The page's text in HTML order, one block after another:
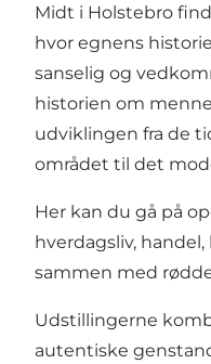
Midt i Holstebro
hvor egnens
sanselig og
historien om
udviklingen fra de
området til det
Her kan du gå på
hverdagsliv,
sammen med
Udstillingerne
autentiske